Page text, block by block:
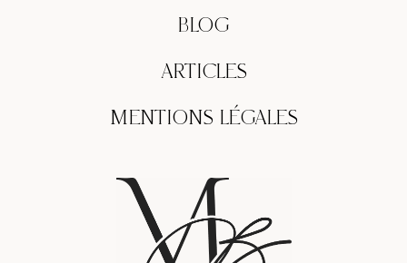
BLOG
ARTICLES
MENTIONS LÉGALES